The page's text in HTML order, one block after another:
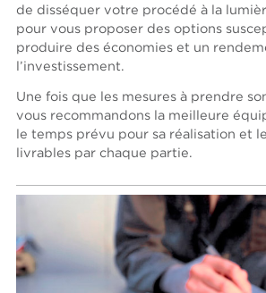
de disséquer votre procédé à la
pour vous proposer des options
produire des économies et un
l’investissement.
Une fois que les mesures à prendre
vous recommandons la meilleure
le temps prévu pour sa réalisation et
livrables par chaque partie.